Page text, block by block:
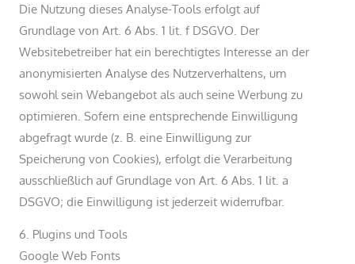
Die Nutzung dieses Analyse-Tools erfolgt auf
Grundlage von Art. 6 Abs. 1 lit. f DSGVO. Der
Websitebetreiber hat ein berechtigtes Interesse an der
anonymisierten Analyse des Nutzerverhaltens, um
sowohl sein Webangebot als auch seine Werbung zu
optimieren. Sofern eine entsprechende Einwilligung
abgefragt wurde (z. B. eine Einwilligung zur
Speicherung von Cookies), erfolgt die Verarbeitung
ausschließlich auf Grundlage von Art. 6 Abs. 1 lit. a
DSGVO; die Einwilligung ist jederzeit widerrufbar.
6. Plugins und Tools
Google Web Fonts